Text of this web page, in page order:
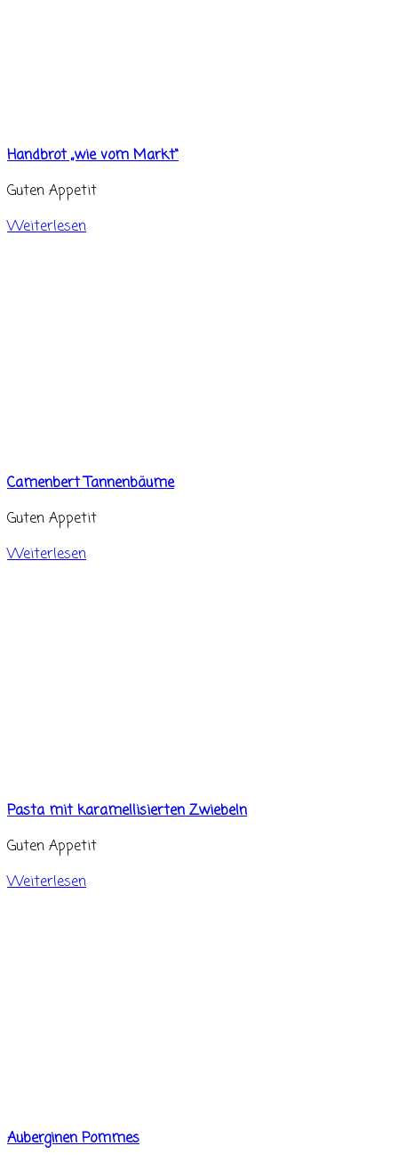
Handbrot „wie vom Markt“
Guten Appetit
Weiterlesen
Camenbert Tannenbäume
Guten Appetit
Weiterlesen
Pasta mit karamellisierten Zwiebeln
Guten Appetit
Weiterlesen
Auberginen Pommes